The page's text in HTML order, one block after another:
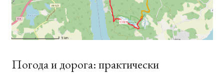
Погода и дорога: практически